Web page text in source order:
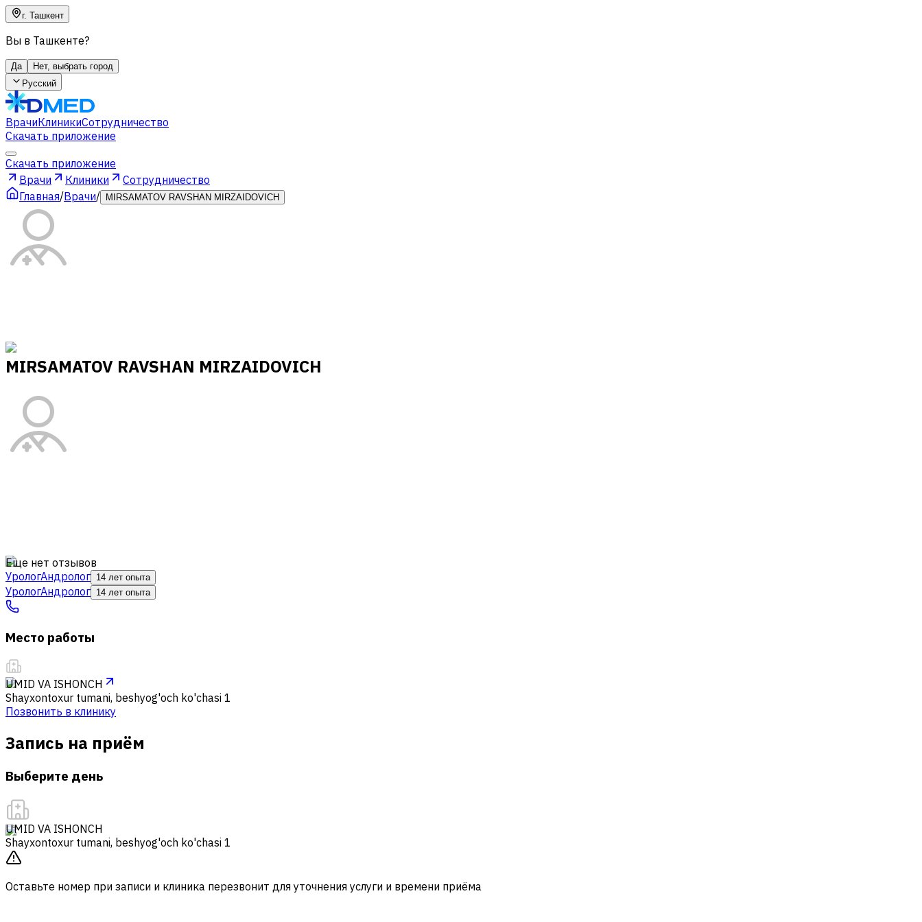
г. Ташкент
Вы в Ташкенте?
Да
Нет, выбрать город
Русский
ВрачиКлиникиСотрудничество
Скачать приложение
Скачать приложение
Врачи
Клиники
Сотрудничество
Главная/Врачи/ MIRSAMATOV RAVSHAN MIRZAIDOVICH
MIRSAMATOV RAVSHAN MIRZAIDOVICH
Еще нет отзывов
УрологАндролог 14 лет опыта
УрологАндролог 14 лет опыта
Место работы
UMID VA ISHONCH
Shayxontoxur tumani, beshyog'och ko'chasi 1
Позвонить в клинику
Запись на приём
Выберите день
UMID VA ISHONCH
Shayxontoxur tumani, beshyog'och ko'chasi 1
Оставьте номер при записи и клиника перезвонит для уточнения услуги и времени приёма